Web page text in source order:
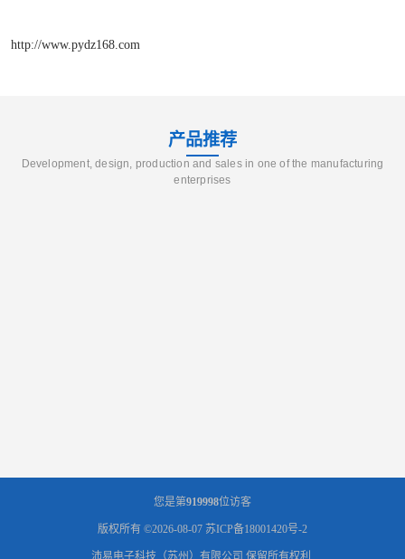
http://www.pydz168.com
产品推荐
Development, design, production and sales in one of the manufacturing
enterprises
您是第919998位访客
版权所有 ©2026-08-07 苏ICP备18001420号-2